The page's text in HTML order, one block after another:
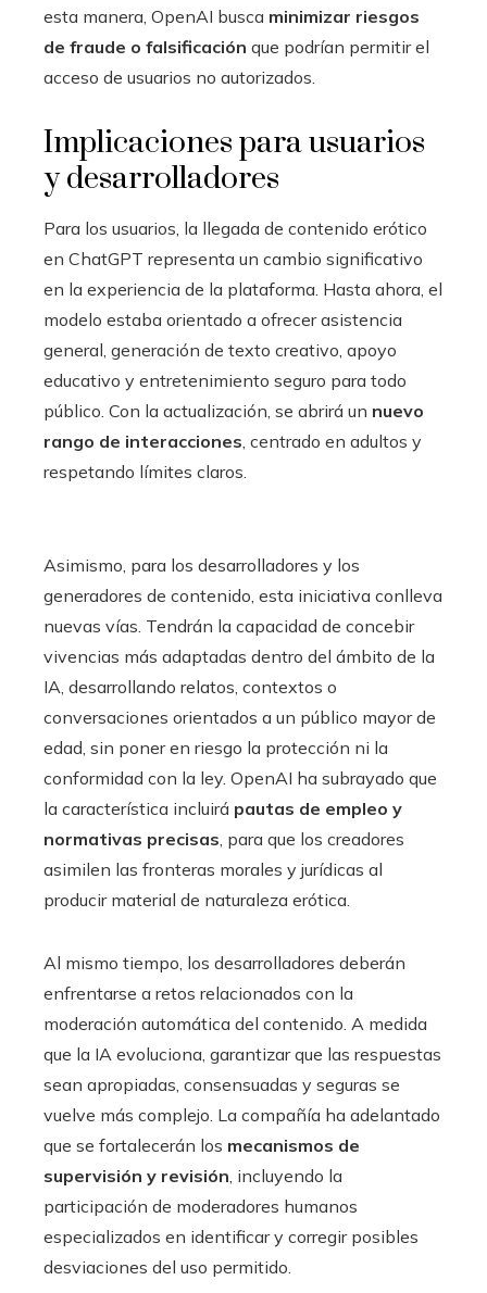
esta manera, OpenAI busca minimizar riesgos
de fraude o falsificación que podrían permitir el
acceso de usuarios no autorizados.
Implicaciones para usuarios
y desarrolladores
Para los usuarios, la llegada de contenido erótico
en ChatGPT representa un cambio significativo
en la experiencia de la plataforma. Hasta ahora, el
modelo estaba orientado a ofrecer asistencia
general, generación de texto creativo, apoyo
educativo y entretenimiento seguro para todo
público. Con la actualización, se abrirá un nuevo
rango de interacciones , centrado en adultos y
respetando límites claros.
Asimismo, para los desarrolladores y los
generadores de contenido, esta iniciativa conlleva
nuevas vías. Tendrán la capacidad de concebir
vivencias más adaptadas dentro del ámbito de la
IA, desarrollando relatos, contextos o
conversaciones orientados a un público mayor de
edad, sin poner en riesgo la protección ni la
conformidad con la ley. OpenAI ha subrayado que
la característica incluirá pautas de empleo y
normativas precisas , para que los creadores
asimilen las fronteras morales y jurídicas al
producir material de naturaleza erótica.
Al mismo tiempo, los desarrolladores deberán
enfrentarse a retos relacionados con la
moderación automática del contenido. A medida
que la IA evoluciona, garantizar que las respuestas
sean apropiadas, consensuadas y seguras se
vuelve más complejo. La compañía ha adelantado
que se fortalecerán los mecanismos de
supervisión y revisión , incluyendo la
participación de moderadores humanos
especializados en identificar y corregir posibles
desviaciones del uso permitido.